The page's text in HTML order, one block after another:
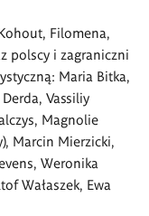
Filomena,
polscy i zagraniczni
Maria Bitka,
Vassiliy
Magnolie
Marcin Mierzicki,
Weronika
Wałaszek, Ewa